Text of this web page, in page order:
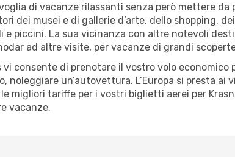
di vacanze rilassanti senza però mettere
dei musei e di gallerie d’arte, dello shopping,
piccini. La sua vicinanza con altre notevoli
ad altre visite, per vacanze di grandi
consente di prenotare il vostro volo economico
un’autovettura. L’Europa si presta ai
migliori tariffe per i vostri biglietti aerei per
vacanze.